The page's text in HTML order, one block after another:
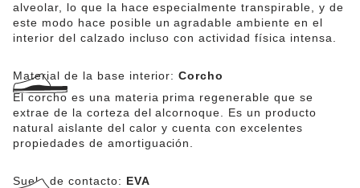
alveolar, lo que la hace especialmente transpirable, y de
este modo hace posible un agradable ambiente en el
interior del calzado incluso con actividad física intensa.
Material de la base interior:Corcho
El corcho es una materia prima regenerable que se
extrae de la corteza del alcornoque. Es un producto
natural aislante del calor y cuenta con excelentes
propiedades de amortiguación.
Suela de contacto: EVA